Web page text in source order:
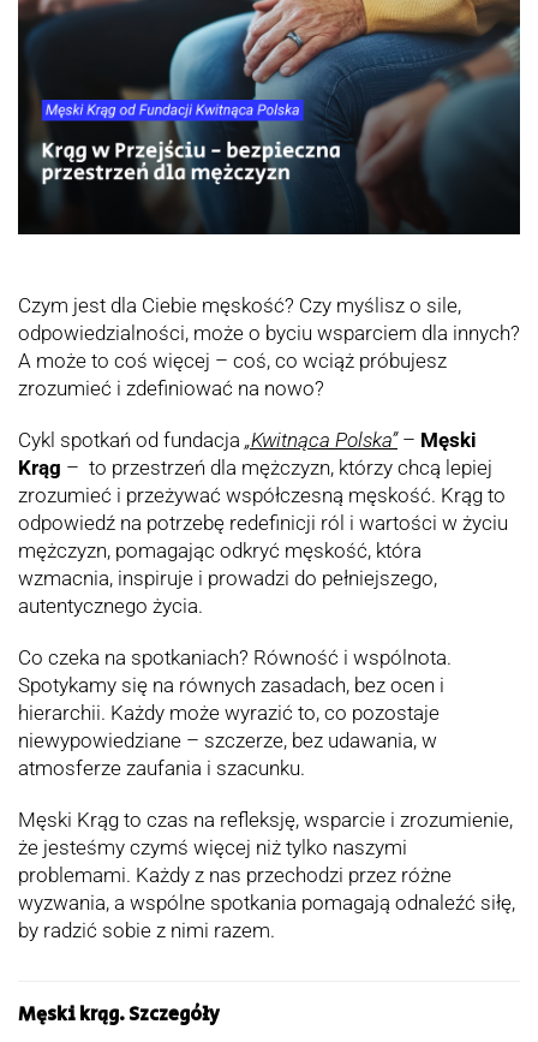
Czym jest dla Ciebie męskość? Czy myślisz o sile,
odpowiedzialności, może o byciu wsparciem dla innych?
A może to coś więcej – coś, co wciąż próbujesz
zrozumieć i zdefiniować na nowo?
Cykl spotkań od fundacja „Kwitnąca Polska”– Męski
Krąg – to przestrzeń dla mężczyzn, którzy chcą lepiej
zrozumieć i przeżywać współczesną męskość. Krąg to
odpowiedź na potrzebę redefinicji ról i wartości w życiu
mężczyzn, pomagając odkryć męskość, która
wzmacnia, inspiruje i prowadzi do pełniejszego,
autentycznego życia.
Co czeka na spotkaniach? Równość i wspólnota.
Spotykamy się na równych zasadach, bez ocen i
hierarchii. Każdy może wyrazić to, co pozostaje
niewypowiedziane – szczerze, bez udawania, w
atmosferze zaufania i szacunku.
Męski Krąg to czas na refleksję, wsparcie i zrozumienie,
że jesteśmy czymś więcej niż tylko naszymi
problemami. Każdy z nas przechodzi przez różne
wyzwania, a wspólne spotkania pomagają odnaleźć siłę,
by radzić sobie z nimi razem.
Męski krąg. Szczegóły